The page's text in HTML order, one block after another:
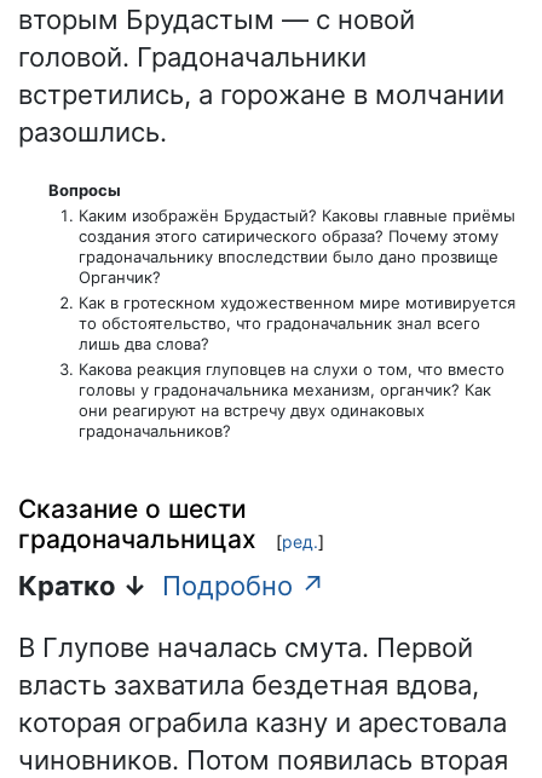
вторым Брудастым — с новой
головой. Градоначальники
встретились, а горожане в молчании
разошлись.
Вопросы
Каким изображён Брудастый? Каковы главные приёмы
создания этого сатирического образа? Почему этому
градоначальнику впоследствии было дано прозвище
Органчик?
Как в гротескном художественном мире мотивируется
то обстоятельство, что градоначальник знал всего
лишь два слова?
Какова реакция глуповцев на слухи о том, что вместо
головы у градоначальника механизм, органчик? Как
они реагируют на встречу двух одинаковых
градоначальников?
Сказание о шести
градоначальницах
[ред.]
Кратко ↓
Подробно ↗
В Глупове началась смута. Первой
власть захватила бездетная вдова,
которая ограбила казну и арестовала
чиновников. Потом появилась вторая